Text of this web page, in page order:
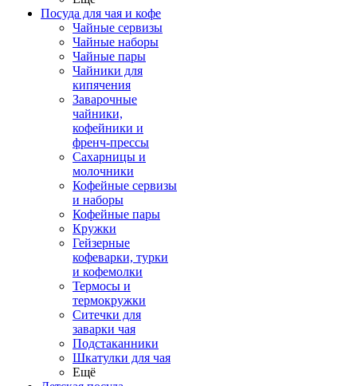
Посуда для чая и кофе
Чайные сервизы
Чайные наборы
Чайные пары
Чайники для
кипячения
Заварочные
чайники,
кофейники и
френч-прессы
Сахарницы и
молочники
Кофейные сервизы
и наборы
Кофейные пары
Кружки
Гейзерные
кофеварки, турки
и кофемолки
Термосы и
термокружки
Ситечки для
заварки чая
Подстаканники
Шкатулки для чая
Ещё